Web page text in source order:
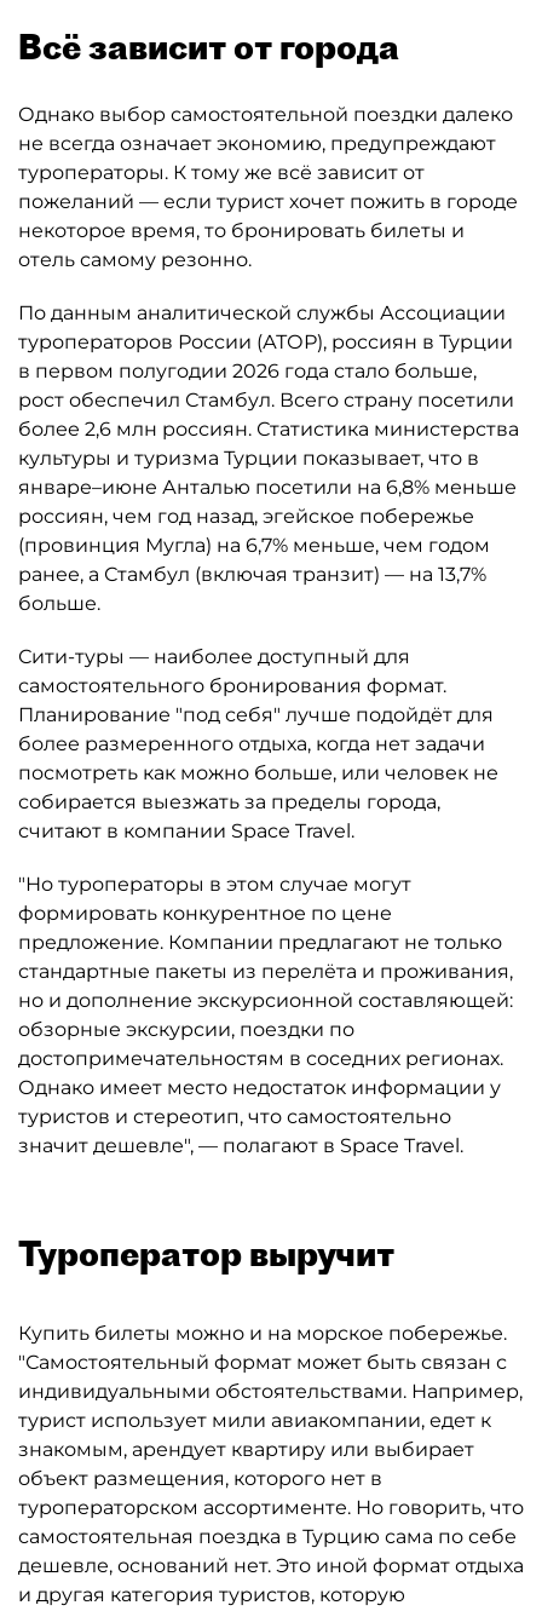
Всё зависит от города
Однако выбор самостоятельной поездки далеко
не всегда означает экономию, предупреждают
туроператоры. К тому же всё зависит от
пожеланий — если турист хочет пожить в городе
некоторое время, то бронировать билеты и
отель самому резонно.
По данным аналитической службы Ассоциации
туроператоров России (АТОР), россиян в Турции
в первом полугодии 2026 года стало больше,
рост обеспечил Стамбул. Всего страну посетили
более 2,6 млн россиян. Статистика министерства
культуры и туризма Турции показывает, что в
январе–июне Анталью посетили на 6,8% меньше
россиян, чем год назад, эгейское побережье
(провинция Мугла) на 6,7% меньше, чем годом
ранее, а Стамбул (включая транзит) — на 13,7%
больше.
Сити-туры — наиболее доступный для
самостоятельного бронирования формат.
Планирование "под себя" лучше подойдёт для
более размеренного отдыха, когда нет задачи
посмотреть как можно больше, или человек не
собирается выезжать за пределы города,
считают в компании Space Travel.
"Но туроператоры в этом случае могут
формировать конкурентное по цене
предложение. Компании предлагают не только
стандартные пакеты из перелёта и проживания,
но и дополнение экскурсионной составляющей:
обзорные экскурсии, поездки по
достопримечательностям в соседних регионах.
Однако имеет место недостаток информации у
туристов и стереотип, что самостоятельно
значит дешевле", — полагают в Space Travel.
Туроператор выручит
Купить билеты можно и на морское побережье.
"Самостоятельный формат может быть связан с
индивидуальными обстоятельствами. Например,
турист использует мили авиакомпании, едет к
знакомым, арендует квартиру или выбирает
объект размещения, которого нет в
туроператорском ассортименте. Но говорить, что
самостоятельная поездка в Турцию сама по себе
дешевле, оснований нет. Это иной формат отдыха
и другая категория туристов, которую